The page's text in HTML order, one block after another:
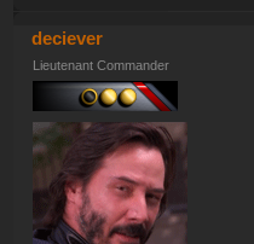
deciever
Lieutenant Commander